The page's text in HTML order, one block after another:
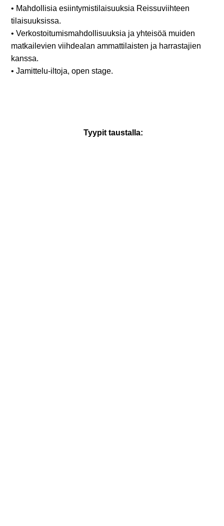
• Mahdollisia esiin­ty­mis­ti­lai­suuk­sia Reissuviihteen
tilaisuuksissa.
• Ver­kos­toi­tu­mis­mah­dol­li­suuk­sia ja yhteisöä muiden
matkailevien viihdealan ammattilaisten ja harrastajien
kanssa.
• Jamittelu-iltoja, open stage.
Tyypit taustalla: